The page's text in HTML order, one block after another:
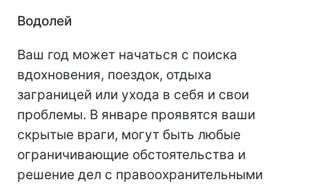
Водолей
Ваш год может начаться с поиска
вдохновения, поездок, отдыха
заграницей или ухода в себя и свои
проблемы. В январе проявятся ваши
скрытые враги, могут быть любые
ограничивающие обстоятельства и
решение дел с правоохранительными